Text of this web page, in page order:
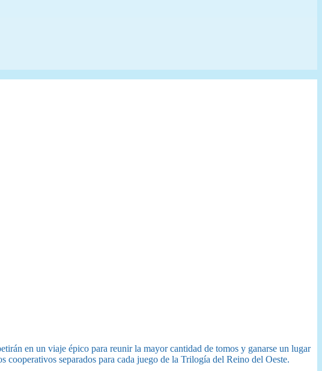
en un viaje épico para reunir la mayor cantidad de tomos y ganarse un lugar
separados para cada juego de la Trilogía del Reino del Oeste.